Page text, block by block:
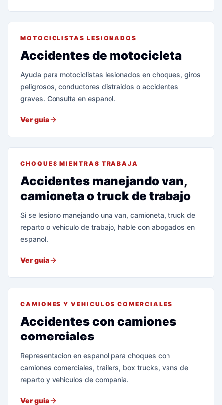
MOTOCICLISTAS LESIONADOS
Accidentes de motocicleta
Ayuda para motociclistas lesionados en choques, giros
peligrosos, conductores distraidos o accidentes
graves. Consulta en espanol.
Ver guia
CHOQUES MIENTRAS TRABAJA
Accidentes manejando van,
camioneta o truck de trabajo
Si se lesiono manejando una van, camioneta, truck de
reparto o vehiculo de trabajo, hable con abogados en
espanol.
Ver guia
CAMIONES Y VEHICULOS COMERCIALES
Accidentes con camiones
comerciales
Representacion en espanol para choques con
camiones comerciales, trailers, box trucks, vans de
reparto y vehiculos de compania.
Ver guia